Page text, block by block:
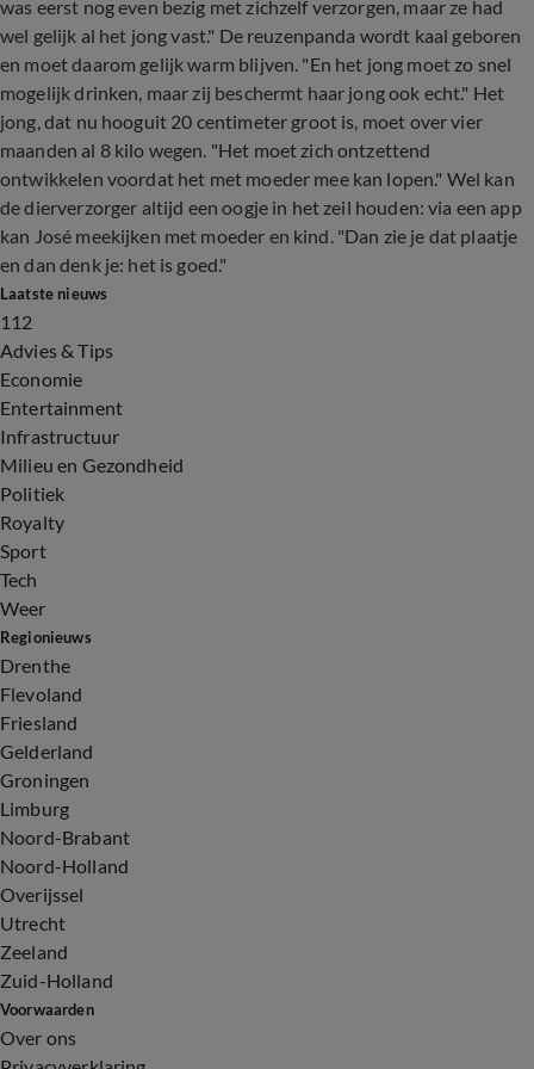
was eerst nog even bezig met zichzelf verzorgen, maar ze had
wel gelijk al het jong vast." De reuzenpanda wordt kaal geboren
en moet daarom gelijk warm blijven. "En het jong moet zo snel
mogelijk drinken, maar zij beschermt haar jong ook echt." Het
jong, dat nu hooguit 20 centimeter groot is, moet over vier
maanden al 8 kilo wegen. "Het moet zich ontzettend
ontwikkelen voordat het met moeder mee kan lopen." Wel kan
de dierverzorger altijd een oogje in het zeil houden: via een app
kan José meekijken met moeder en kind. "Dan zie je dat plaatje
en dan denk je: het is goed."
Laatste nieuws
112
Advies & Tips
Economie
Entertainment
Infrastructuur
Milieu en Gezondheid
Politiek
Royalty
Sport
Tech
Weer
Regionieuws
Drenthe
Flevoland
Friesland
Gelderland
Groningen
Limburg
Noord-Brabant
Noord-Holland
Overijssel
Utrecht
Zeeland
Zuid-Holland
Voorwaarden
Over ons